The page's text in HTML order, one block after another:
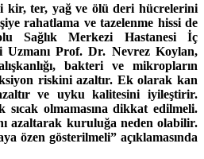
kir, ter, yağ ve ölü deri hücrelerini
rahatlama ve tazelenme hissi de
Sağlık Merkezi Hastanesi İç
Uzmanı Prof. Dr. Nevrez Koylan,
bakteri ve mikropların
riskini azaltır. Ek olarak kan
azaltır ve uyku kalitesini iyileştirir.
olmamasına dikkat edilmeli.
azaltarak kuruluğa neden olabilir.
özen gösterilmeli” açıklamasında